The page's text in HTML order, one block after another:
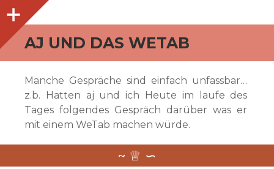
O
p
e
n
i
d
e
b
a
AJ UND DAS WETAB
Manche Gespräche sind einfach unfassbar…
z.b. Hatten aj und ich Heute im laufe des
Tages folgendes Gespräch darüber was er
mit einem WeTab machen würde.